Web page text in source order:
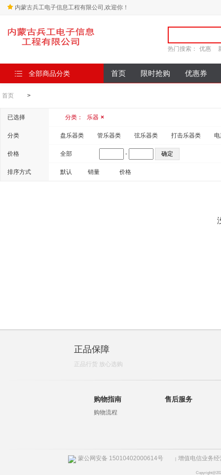
内蒙古兵工电子信息工程有限公司,欢迎你！
热门搜索： 优惠
全部商品分类 首页 限时抢购 优惠券
首页 >
已选择 分类： 乐器 ×
分类 盘乐器类 管乐器类 弦乐器类 打击乐器类
价格 全部 -
排序方式 默认 销量 价格
正品保障
正品行货 放心选购
购物指南
购物流程
售后服务
蒙公网安备 15010402000614号 | 增值电信业务